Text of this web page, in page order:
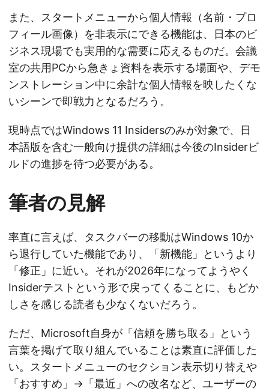
また、スタートメニューから個人情報（名前・プロ
フィール画像）を非表示にできる機能は、日本のビ
ジネス現場でも実用的な需要に応えるものだ。会議
室の共用PCから急きょ資料を表示する場面や、デモ
ンストレーション中に余計な個人情報を映したくな
いシーンで即戦力となるだろう。
現時点ではWindows 11 Insidersのみが対象で、日
本語版を含む一般向け提供の詳細は今後のInsiderビ
ルドの進捗を待つ必要がある。
筆者の見解
率直に言えば、タスクバーの移動はWindows 10か
ら退行していた機能であり、「新機能」というより
「修正」に近い。それが2026年になってようやく
Insiderテストという形で戻ってくることに、もどか
しさを感じる読者も少なくないだろう。
ただ、Microsoft自身が「信頼を勝ち取る」という
言葉を掲げて取り組んでいることは素直に評価した
い。スタートメニューのセクション表示切り替えや
「おすすめ」→「最近」への改名など、ユーザーの